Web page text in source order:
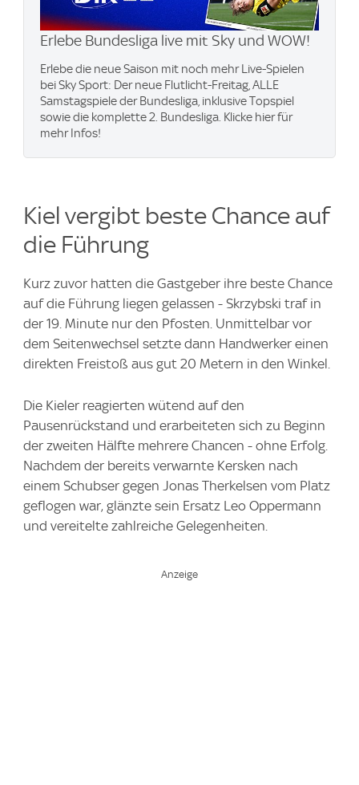
Erlebe Bundesliga live mit Sky und WOW​!
Erlebe die neue Saison mit noch mehr Live-Spielen
bei Sky Sport: Der neue Flutlicht-Freitag, ALLE
Samstagspiele der Bundesliga, inklusive Topspiel
sowie die komplette 2. Bundesliga. Klicke hier für
mehr Infos!
Kiel vergibt beste Chance auf
die Führung
Kurz zuvor hatten die Gastgeber ihre beste Chance
auf die Führung liegen gelassen - Skrzybski traf in
der 19. Minute nur den Pfosten. Unmittelbar vor
dem Seitenwechsel setzte dann Handwerker einen
direkten Freistoß aus gut 20 Metern in den Winkel.
Die Kieler reagierten wütend auf den
Pausenrückstand und erarbeiteten sich zu Beginn
der zweiten Hälfte mehrere Chancen - ohne Erfolg.
Nachdem der bereits verwarnte Kersken nach
einem Schubser gegen Jonas Therkelsen vom Platz
geflogen war, glänzte sein Ersatz Leo Oppermann
und vereitelte zahlreiche Gelegenheiten.